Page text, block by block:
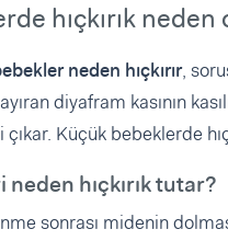
hıçkırık neden
neden hıçkırır,
diyafram kasının
çıkar. Küçük bebeklerde
hıçkırık tutar?
sonrası midenin